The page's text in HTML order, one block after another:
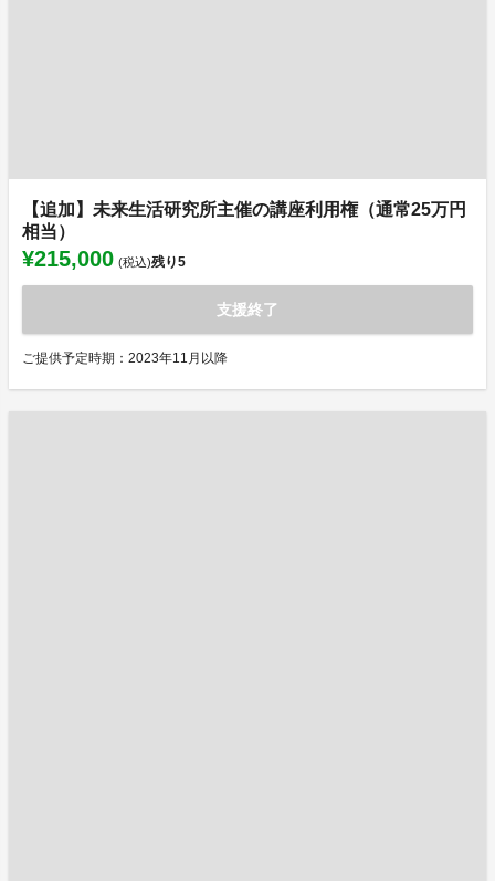
【追加】未来生活研究所主催の講座利用権（通常25万円
相当）
¥215,000 (税込)残り5
支援終了
ご提供予定時期：2023年11月以降